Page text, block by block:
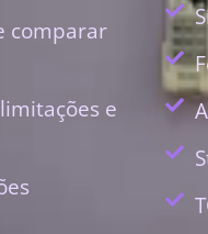
comparar
e